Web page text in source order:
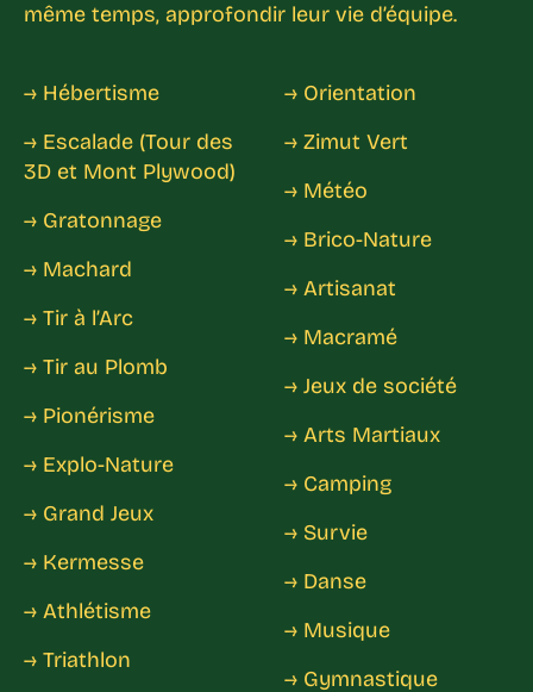
même temps, approfondir leur vie d’équipe.
→ Hébertisme
→ Escalade (Tour des
3D et Mont Plywood)
→ Gratonnage
→ Machard
→ Tir à l’Arc
→ Tir au Plomb
→ Pionérisme
→ Explo-Nature
→ Grand Jeux
→ Kermesse
→ Athlétisme
→ Triathlon
→ Orientation
→ Zimut Vert
→ Météo
→ Brico-Nature
→ Artisanat
→ Macramé
→ Jeux de société
→ Arts Martiaux
→ Camping
→ Survie
→ Danse
→ Musique
→ Gymnastique